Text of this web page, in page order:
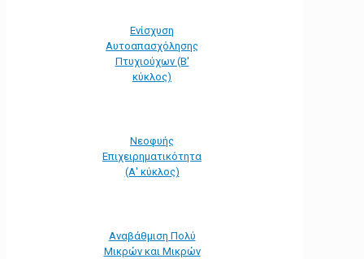
Ενίσχυση
Αυτοαπασχόλησης
Πτυχιούχων (Β'
κύκλος)
Νεοφυής
Επιχειρηματικότητα
(Α' κύκλος)
Αναβάθμιση Πολύ
Μικρών και Μικρών